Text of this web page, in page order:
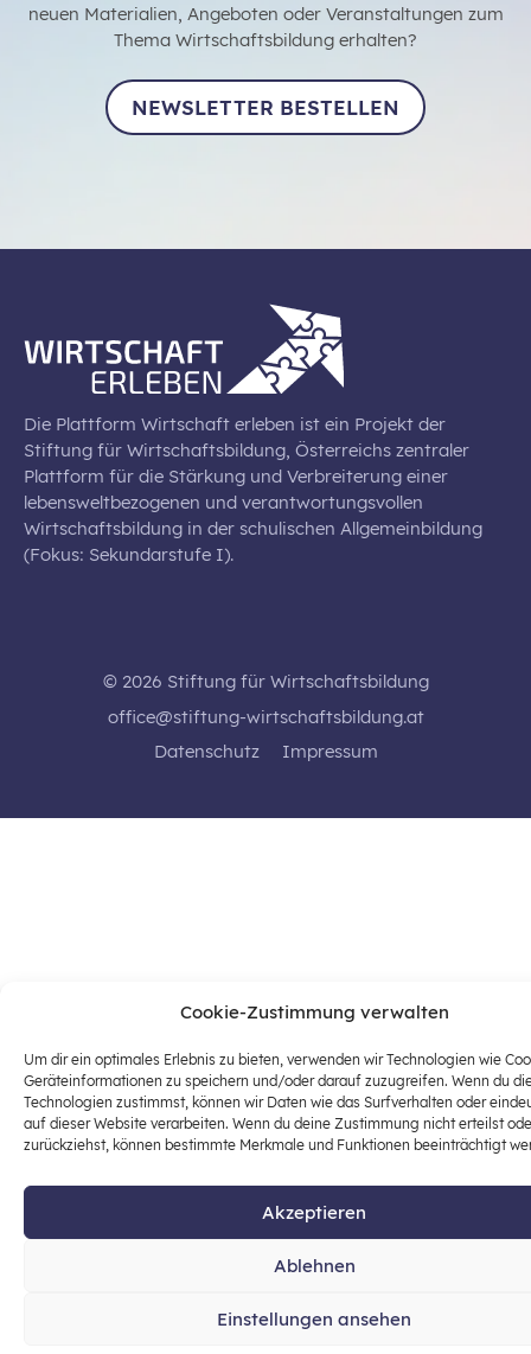
Cookie-Zustimmung verwalten
Um dir ein optimales Erlebnis zu bieten, verwenden wir Technologien wie
Geräteinformationen zu speichern und/oder darauf zuzugreifen. Wenn du
Technologien zustimmst, können wir Daten wie das Surfverhalten oder
auf dieser Website verarbeiten. Wenn du deine Zustimmung nicht erteilst
zurückziehst, können bestimmte Merkmale und Funktionen beeinträchtigt
Akzeptieren
Ablehnen
Einstellungen ansehen
neuen Materialien, Angeboten oder Veranstaltungen zum
Thema Wirtschaftsbildung erhalten?
NEWSLETTER BESTELLEN
Die Plattform Wirtschaft erleben ist ein Projekt der
Stiftung für Wirtschaftsbildung, Österreichs zentraler
Plattform für die Stärkung und Verbreiterung einer
lebensweltbezogenen und verantwortungsvollen
Wirtschaftsbildung in der schulischen Allgemeinbildung
(Fokus: Sekundarstufe I).
© 2026 Stiftung für Wirtschaftsbildung
office@stiftung-wirtschaftsbildung.at
Datenschutz
Impressum